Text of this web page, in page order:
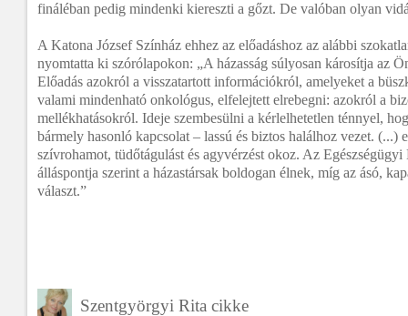
fináléban pedig mindenki kiereszti a gőzt. De valóban olyan
A Katona József Színház ehhez az előadáshoz az alábbi
nyomtatta ki szórólapokon: „A házasság súlyosan károsítja az
Előadás azokról a visszatartott információkról, amelyeket a
valami mindenható onkológus, elfelejtett elrebegni: azokról a
mellékhatásokról. Ideje szembesülni a kérlelhetetlen ténnyel,
bármely hasonló kapcsolat – lassú és biztos halálhoz vezet. (...)
szívrohamot, tüdőtágulást és agyvérzést okoz. Az
álláspontja szerint a házastársak boldogan élnek, míg az ásó,
választ.”
Szentgyörgyi Rita cikke